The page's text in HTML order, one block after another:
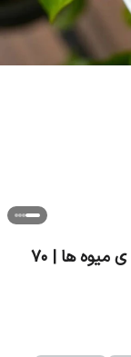
میکس قهوه ی فروتی پایتخت |طعم زنده ی میوه ها | ۷۰